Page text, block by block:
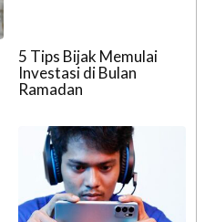
5 Tips Bijak Memulai
Investasi di Bulan
Ramadan